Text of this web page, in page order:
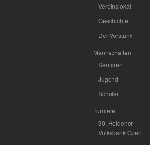
Vereinslokal
Geschichte
Der Vorstand
Mannschaften
Senioren
Jugend
Schüler
Turniere
30. Heidener
Volksbank Open